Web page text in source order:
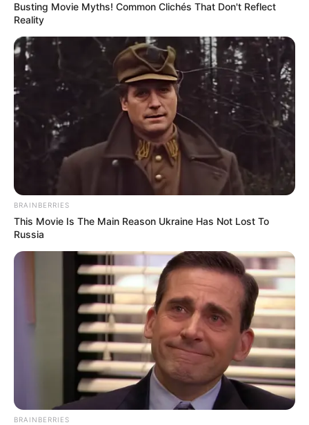
Busting Movie Myths! Common Clichés That Don't Reflect
Reality
BRAINBERRIES
This Movie Is The Main Reason Ukraine Has Not Lost To
Russia
BRAINBERRIES